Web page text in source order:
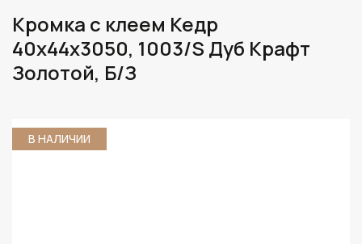
Кромка с клеем Кедр
40х44х3050, 1003/S Дуб Крафт
Золотой, Б/З
В НАЛИЧИИ